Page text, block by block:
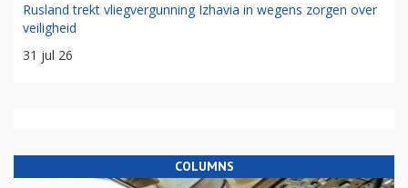
Rusland trekt vliegvergunning Izhavia in wegens zorgen over
veiligheid
31 jul 26
COLUMNS